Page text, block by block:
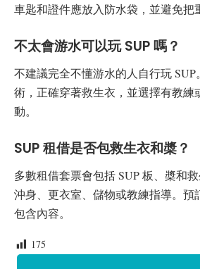
車匙和證件應放入防水袋，並避免把
不太會游水可以玩 SUP 嗎？
不建議完全不懂游水的人自行玩
術，正確穿著救生衣，並選擇有教練
動。
SUP 租借是否包救生衣和槳？
多數租借套票會包括 SUP 板、槳和
沖身、更衣室、儲物或教練指導。預
包含內容。
175